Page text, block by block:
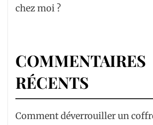
chez moi ?
COMMENTAIRES
RÉCENTS
Comment déverrouiller un